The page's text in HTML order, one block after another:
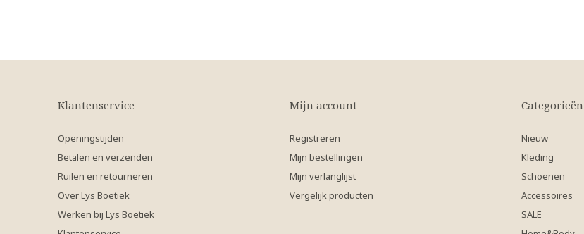
Klantenservice
Openingstijden
Betalen en verzenden
Ruilen en retourneren
Over Lys Boetiek
Werken bij Lys Boetiek
Mijn account
Registreren
Mijn bestellingen
Mijn verlanglijst
Vergelijk producten
Categorieën
Nieuw
Kleding
Schoenen
Accessoires
SALE